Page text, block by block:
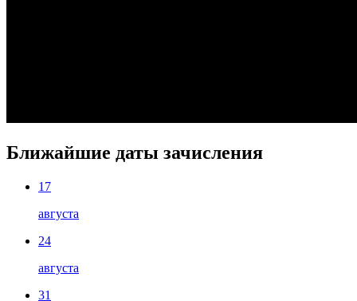
Ближайшие даты зачисления
17
августа
24
августа
31